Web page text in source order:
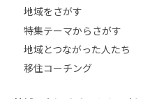
地域をさがす
特集テーマからさがす
地域とつながった人たち
移住コーチング